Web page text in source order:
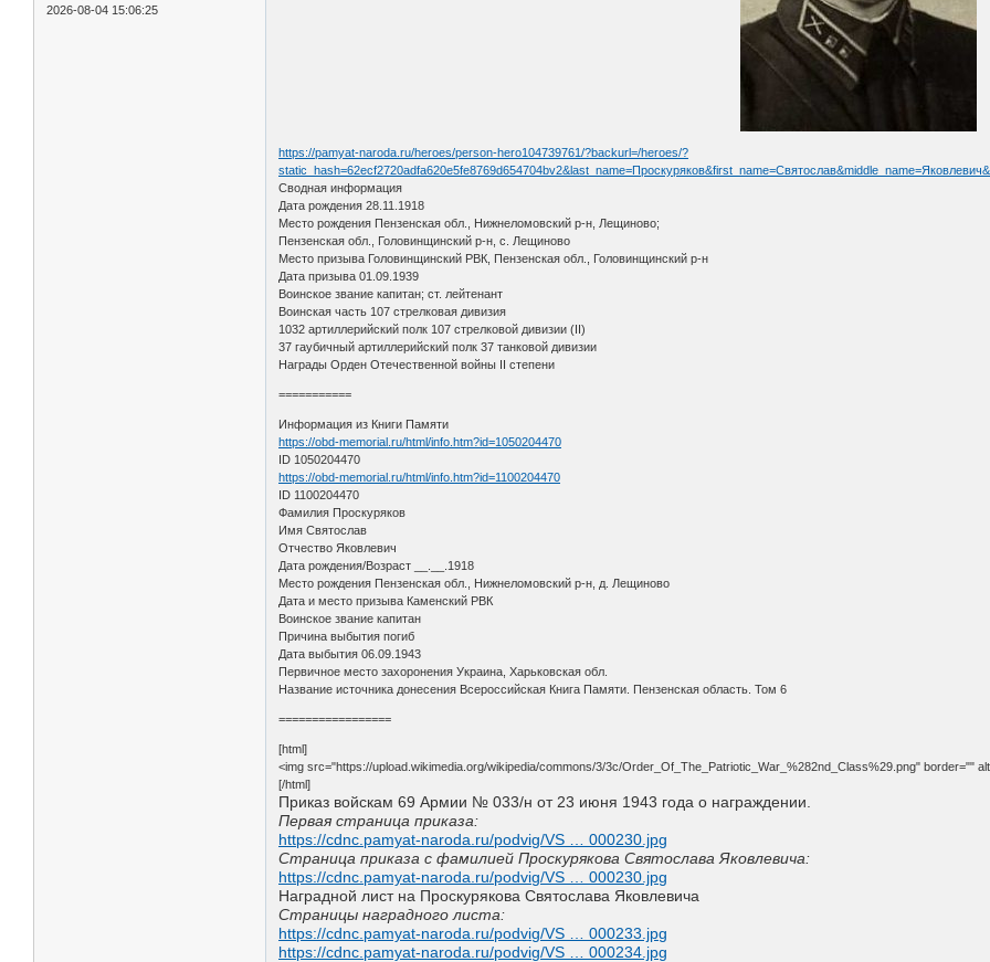
2026-08-04 15:06:25
https://pamyat-naroda.ru/heroes/person-hero104739761/?backurl=/heroes/?
Сводная информация
Дата рождения 28.11.1918
Место рождения Пензенская обл., Нижнеломовский р-н, Лещиново;
Пензенская обл., Головинщинский р-н, с. Лещиново
Место призыва Головинщинский РВК, Пензенская обл., Головинщинский р-н
Дата призыва 01.09.1939
Воинское звание капитан; ст. лейтенант
Воинская часть 107 стрелковая дивизия
1032 артиллерийский полк 107 стрелковой дивизии (II)
37 гаубичный артиллерийский полк 37 танковой дивизии
Награды Орден Отечественной войны II степени
===========
Информация из Книги Памяти
https://obd-memorial.ru/html/info.htm?id=1050204470
ID 1050204470
https://obd-memorial.ru/html/info.htm?id=1100204470
ID 1100204470
Фамилия Проскуряков
Имя Святослав
Отчество Яковлевич
Дата рождения/Возраст __.__.1918
Место рождения Пензенская обл., Нижнеломовский р-н, д. Лещиново
Дата и место призыва Каменский РВК
Воинское звание капитан
Причина выбытия погиб
Дата выбытия 06.09.1943
Первичное место захоронения Украина, Харьковская обл.
Название источника донесения Всероссийская Книга Памяти. Пензенская область. Том 6
=================
[html]
<img src="https://upload.wikimedia.org/wikipedia/commons/3/3c/Order_Of_The_Patriotic_War_%282nd_Class%29.png" border=""
[/html]
Приказ войскам 69 Армии № 033/н от 23 июня 1943 года о награждении.
Первая страница приказа:
https://cdnc.pamyat-naroda.ru/podvig/VS … 000230.jpg
Страница приказа с фамилией Проскурякова Святослава Яковлевича:
https://cdnc.pamyat-naroda.ru/podvig/VS … 000230.jpg
Наградной лист на Проскурякова Святослава Яковлевича
Страницы наградного листа:
https://cdnc.pamyat-naroda.ru/podvig/VS … 000233.jpg
https://cdnc.pamyat-naroda.ru/podvig/VS … 000234.jpg